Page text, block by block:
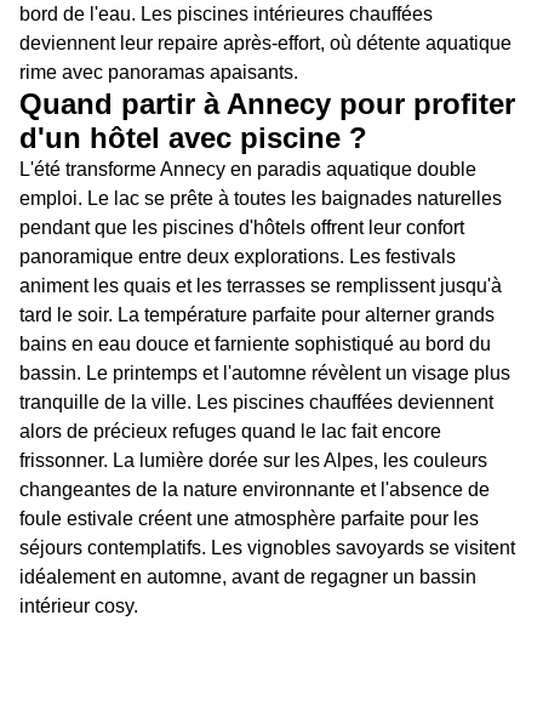
bord de l'eau. Les piscines intérieures chauffées
deviennent leur repaire après-effort, où détente aquatique
rime avec panoramas apaisants.
Quand partir à Annecy pour profiter
d'un hôtel avec piscine ?
L'été transforme Annecy en paradis aquatique double
emploi. Le lac se prête à toutes les baignades naturelles
pendant que les piscines d'hôtels offrent leur confort
panoramique entre deux explorations. Les festivals
animent les quais et les terrasses se remplissent jusqu'à
tard le soir. La température parfaite pour alterner grands
bains en eau douce et farniente sophistiqué au bord du
bassin. Le printemps et l'automne révèlent un visage plus
tranquille de la ville. Les piscines chauffées deviennent
alors de précieux refuges quand le lac fait encore
frissonner. La lumière dorée sur les Alpes, les couleurs
changeantes de la nature environnante et l'absence de
foule estivale créent une atmosphère parfaite pour les
séjours contemplatifs. Les vignobles savoyards se visitent
idéalement en automne, avant de regagner un bassin
intérieur cosy.